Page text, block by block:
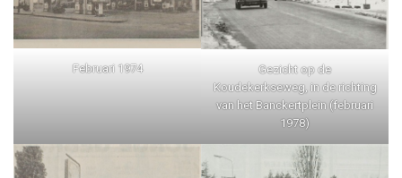
Februari 1974
Gezicht op de
Koudekerkseweg, in de richting
van het Banckertplein (februari
1978)